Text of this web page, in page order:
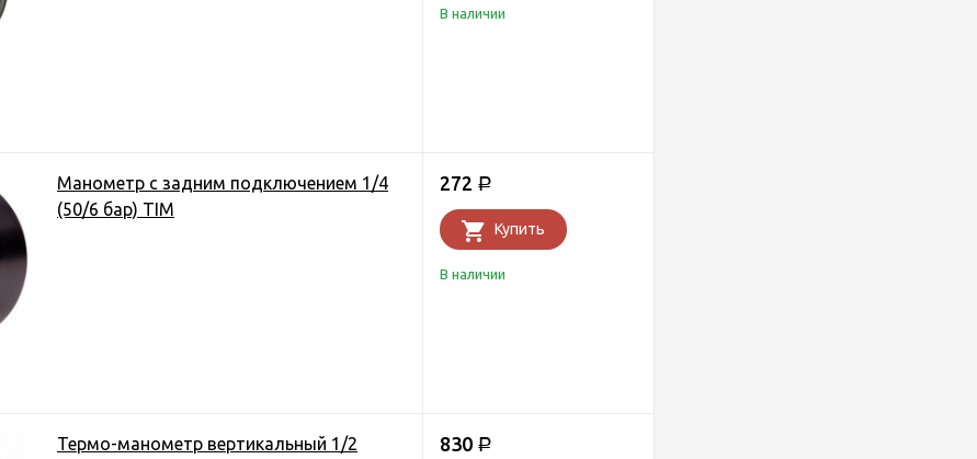
В наличии
Манометр с задним подключением 1/4
(50/6 бар) TIM
272 Р
Купить
В наличии
Термо-манометр вертикальный 1/2
830 Р